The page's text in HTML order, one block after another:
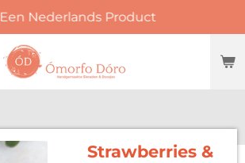
Een Nederlands Product
Strawberries &